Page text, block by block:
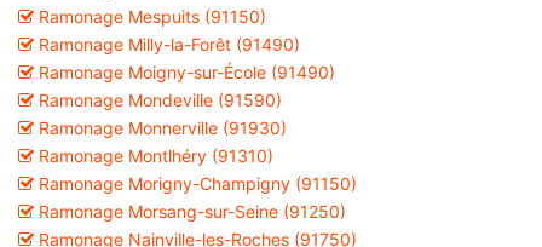
Ramonage Mespuits (91150)
Ramonage Milly-la-Forêt (91490)
Ramonage Moigny-sur-École (91490)
Ramonage Mondeville (91590)
Ramonage Monnerville (91930)
Ramonage Montlhéry (91310)
Ramonage Morigny-Champigny (91150)
Ramonage Morsang-sur-Seine (91250)
Ramonage Nainville-les-Roches (91750)